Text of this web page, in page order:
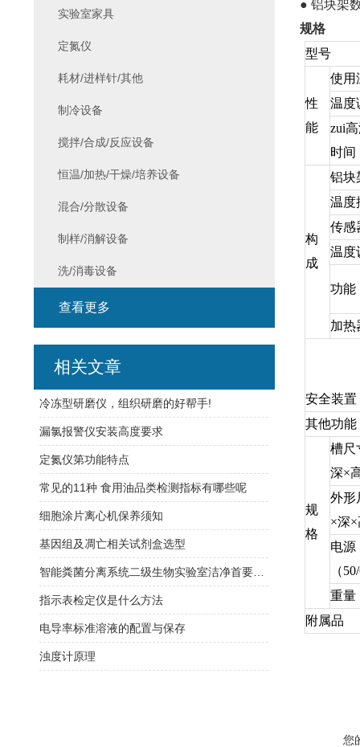
● 铝块架
规格
型号
性
能
使用
温度
zui
时间
构
成
铝块
温度
传感
温度
功能
加热
安全装置
其他功能
规
格
槽尺
深×
外形
×深×
电源
（
重量
附属品
您
实验室家具
定氮仪
耗材/进样针/其他
制冷设备
搅拌/合成/反应设备
恒温/加热/干燥/培养设备
混合/分散设备
制样/消解设备
洗/消毒设备
查看更多
相关文章
冷冻型研磨仪，组织研磨的好帮手!
漏氯报警仪安装高度要求
定氮仪第功能特点
常见的11种 食用油品类检测指标有哪些呢
细胞涂片离心机保养须知
基因组及凋亡相关试剂盒选型
指示表检定仪是什么方法
电导率标准溶液的配置与保存
浊度计原理